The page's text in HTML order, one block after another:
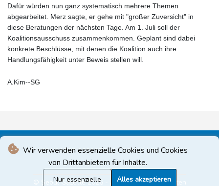
Wir verwenden essenzielle Cookies und Cookies
von Drittanbietern für Inhalte.
Nur essenzielle Alles akzeptieren
Dafür würden nun ganz systematisch mehrere Themen
abgearbeitet. Merz sagte, er gehe mit "großer Zuversicht" in
diese Beratungen der nächsten Tage. Am 1. Juli soll der
Koalitionsausschuss zusammenkommen. Geplant sind dabei
konkrete Beschlüsse, mit denen die Koalition auch ihre
Handlungsfähigkeit unter Beweis stellen will.
A.Kim--SG
© Seoul Gazette 2026 - Alle Rechte vorbehalten